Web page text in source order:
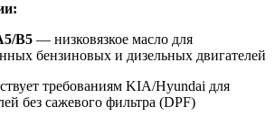
B5 — низковязкое масло для
бензиновых и дизельных двигателей
требованиям KIA/Hyundai для
без сажевого фильтра (DPF)